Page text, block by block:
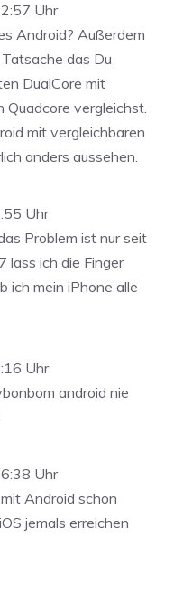
Uhr
Android? Außerdem
das Du
DualCore mit
vergleichst.
mit vergleichbaren
anders aussehen.
Uhr
Problem ist nur seit
lass ich die Finger
ich mein iPhone alle
Uhr
android nie
Uhr
Android schon
jemals erreichen